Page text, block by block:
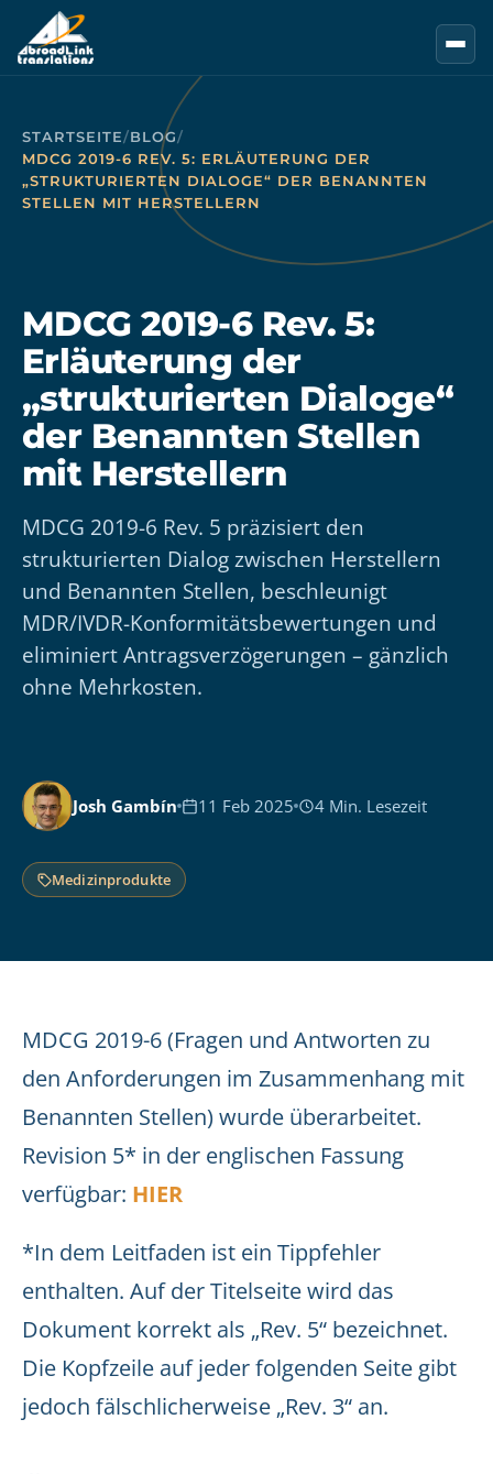
Zum Hauptinhalt springen
STARTSEITE/BLOG/
MDCG 2019-6 REV. 5: ERLÄUTERUNG DER
„STRUKTURIERTEN DIALOGE“ DER BENANNTEN
STELLEN MIT HERSTELLERN
MDCG 2019-6 Rev. 5:
Erläuterung der
„strukturierten Dialoge“
der Benannten Stellen
mit Herstellern
MDCG 2019-6 Rev. 5 präzisiert den
strukturierten Dialog zwischen Herstellern
und Benannten Stellen, beschleunigt
MDR/IVDR-Konformitätsbewertungen und
eliminiert Antragsverzögerungen – gänzlich
ohne Mehrkosten.
Josh Gambín 11 Feb 2025 4 Min. Lesezeit
Medizinprodukte
MDCG 2019-6 (Fragen und Antworten zu
den Anforderungen im Zusammenhang mit
Benannten Stellen) wurde überarbeitet.
Revision 5* in der englischen Fassung
verfügbar: HIER
*In dem Leitfaden ist ein Tippfehler
enthalten. Auf der Titelseite wird das
Dokument korrekt als „Rev. 5“ bezeichnet.
Die Kopfzeile auf jeder folgenden Seite gibt
jedoch fälschlicherweise „Rev. 3“ an.